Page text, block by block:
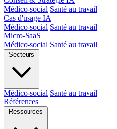
Médico-social Santé au travail
Cas d'usage IA
Médico-social Santé au travail
Micro-SaaS
Médico-social Santé au travail
Secteurs
Médico-social Santé au travail
Références
Ressources